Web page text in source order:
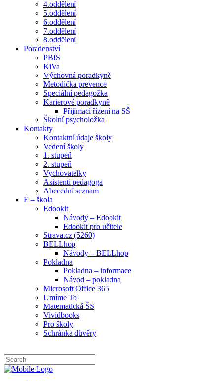
4.oddělení
5.oddělení
6.oddělení
7.oddělení
8.oddělení
Poradenství
PBIS
KiVa
Výchovná poradkyně
Metodička prevence
Speciální pedagožka
Karierové poradkyně
Přijímací řízení na SŠ
Školní psycholožka
Kontakty
Kontaktní údaje školy
Vedení školy
1. stupeň
2. stupeň
Vychovatelky
Asistenti pedagoga
Abecední seznam
E – škola
Edookit
Návody – Edookit
Edookit pro učitele
Strava.cz (5260)
BELLhop
Návody – BELLhop
Pokladna
Pokladna – informace
Návod – pokladna
Microsoft Office 365
Umíme To
Matematická ŠS
Vividbooks
Pro školy
Schránka důvěry